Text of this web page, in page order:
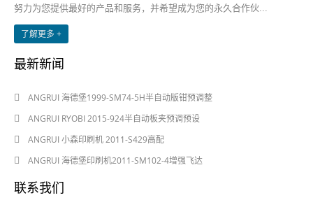
努力为您提供最好的产品和服务，并希望成为您的永久合作伙...
了解更多 +
最新新闻
ANGRUI 海德堡1999-SM74-5H半自动版钳预调整
ANGRUI RYOBI 2015-924半自动板夹预调预设
ANGRUI 小森印刷机 2011-S429高配
ANGRUI 海德堡印刷机2011-SM102-4增强飞达
联系我们